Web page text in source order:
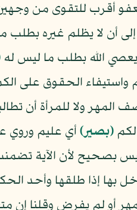
أقرب للتقوى من
لا يظلم غيره بطلب
الله بطلب ما ليس له
الحقوق على
ولا للمرأة أن
﴿بصير﴾ أي عليم
ليس بصحيح لأن الآية
إذا طلقها وأحد
أو لم يفرض وقلنا